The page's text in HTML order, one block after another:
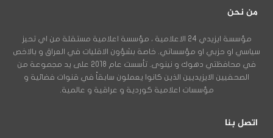
من نحن
مؤسسة ايزيدي 24 الاعلامية ، مؤسسة اعلامية مستقلة من اي تحيز
سياسي او حزبي او مؤسساتي. خاصة بشؤون الاقليات في العراق و بالاخص
في محافظتي دهوك و نينوى. تأسست عام 2018 على يد مجموعة من
الصحفيين الايزيديين الذين كانوا يعملون سابقاً في قنوات فضائية و
مؤسسات اعلامية كوردية و عراقية و عالمية.
اتصل بنا